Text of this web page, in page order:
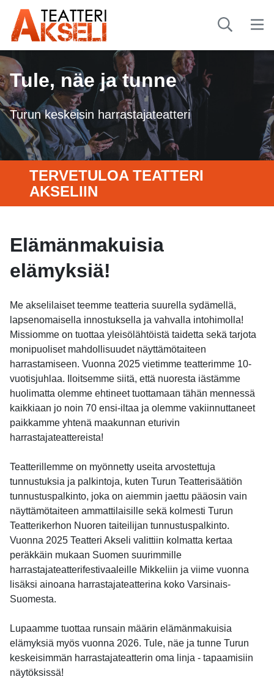
Tule, näe ja tunne
Turun keskeisin harrastajateatteri
TERVETULOA TEATTERI
AKSELIIN
Elämänmakuisia
elämyksiä!
Me akselilaiset teemme teatteria suurella sydämellä,
lapsenomaisella innostuksella ja vahvalla intohimolla!
Missiomme on tuottaa yleisölähtöistä taidetta sekä tarjota
monipuoliset mahdollisuudet näyttämötaiteen
harrastamiseen. Vuonna 2025 vietimme teatterimme 10-
vuotisjuhlaa. Iloitsemme siitä, että nuoresta iästämme
huolimatta olemme ehtineet tuottamaan tähän mennessä
kaikkiaan jo noin 70 ensi-iltaa ja olemme vakiinnuttaneet
paikkamme yhtenä maakunnan eturivin
harrastajateattereista!
Teatterillemme on myönnetty useita arvostettuja
tunnustuksia ja palkintoja, kuten Turun Teatterisäätiön
tunnustuspalkinto, joka on aiemmin jaettu pääosin vain
näyttämötaiteen ammattilaisille sekä kolmesti Turun
Teatterikerhon Nuoren taiteilijan tunnustuspalkinto.
Vuonna 2025 Teatteri Akseli valittiin kolmatta kertaa
peräkkäin mukaan Suomen suurimmille
harrastajateatterifestivaaleille Mikkeliin ja viime vuonna
lisäksi ainoana harrastajateatterina koko Varsinais-
Suomesta.
Lupaamme tuottaa runsain määrin elämänmakuisia
elämyksiä myös vuonna 2026. Tule, näe ja tunne Turun
keskeisimmän harrastajateatterin oma linja - tapaamisiin
näytöksissä!